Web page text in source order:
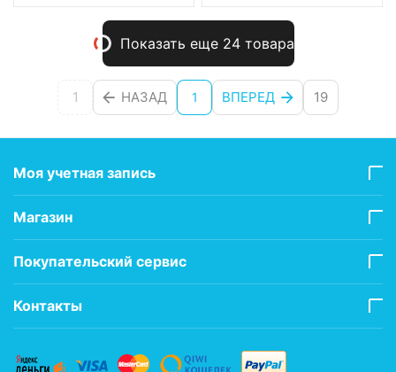
панелью управления
Diematic Evol
Показать еще 24 товара
1 НАЗАД 1 ВПЕРЕД 19
Моя учетная запись
Магазин
Покупательский сервис
Контакты